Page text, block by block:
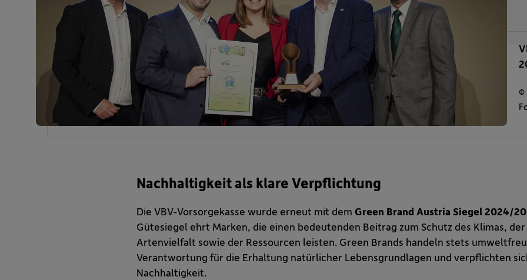
©
Nachhaltigkeit als klare Verpflichtung
Die VBV-Vorsorgekasse wurde erneut mit dem Green Brand Austria Siegel 2024/
Gütesiegel ehrt Marken, die einen bedeutenden Beitrag zum Schutz des Klimas,
Artenvielfalt sowie der Ressourcen leisten. Green Brands handeln stets
Verantwortung für die Erhaltung natürlicher Lebensgrundlagen und verpflichten
Nachhaltigkeit.